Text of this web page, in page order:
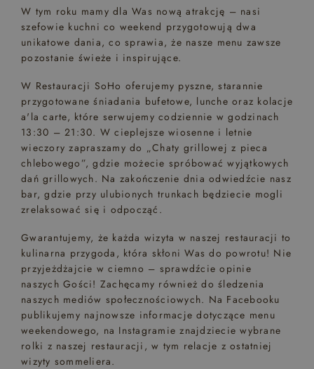
W tym roku mamy dla Was nową atrakcję – nasi
szefowie kuchni co weekend przygotowują dwa
unikatowe dania, co sprawia, że nasze menu zawsze
pozostanie świeże i inspirujące.
W Restauracji SoHo oferujemy pyszne, starannie
przygotowane śniadania bufetowe, lunche oraz kolacje
a'la carte, które serwujemy codziennie w godzinach
13:30 – 21:30. W cieplejsze wiosenne i letnie
wieczory zapraszamy do „Chaty grillowej z pieca
chlebowego”, gdzie możecie spróbować wyjątkowych
dań grillowych. Na zakończenie dnia odwiedźcie nasz
bar, gdzie przy ulubionych trunkach będziecie mogli
zrelaksować się i odpocząć.
Gwarantujemy, że każda wizyta w naszej restauracji to
kulinarna przygoda, która skłoni Was do powrotu! Nie
przyjeżdżajcie w ciemno – sprawdźcie opinie
naszych Gości! Zachęcamy również do śledzenia
naszych mediów społecznościowych. Na Facebooku
publikujemy najnowsze informacje dotyczące menu
weekendowego, na Instagramie znajdziecie wybrane
rolki z naszej restauracji, w tym relacje z ostatniej
wizyty sommeliera.